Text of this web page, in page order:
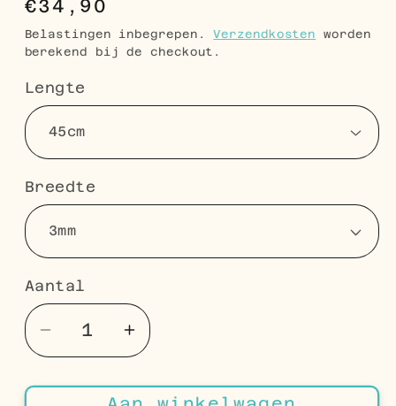
Normale
prijs
€34,90
Belastingen inbegrepen.Verzendkosten worden
berekend bij de checkout.
Lengte
Breedte
Aantal
Aantal
Aantal
verlagen
voor
Aantal
verhogen
voor